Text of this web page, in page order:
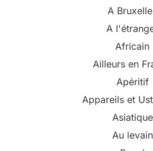
A
A
Africain
Ailleurs en
Apéritif
Appareils et
Asiatique
Au levain